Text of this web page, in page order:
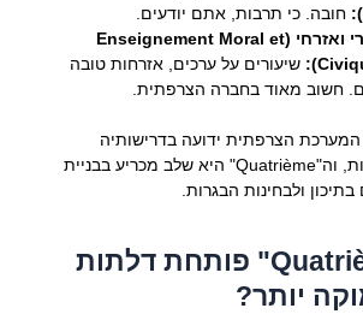
חובה. כי תרבות, אתם יודעים.
חינוך מוסרי ואזרחי (Enseignement Moral et
שיעורים על ערכים, אזרחות טובה
חשוב מאוד בחברה הצרפתית.
המערכת הצרפתית ידועה בדרישותיה
האקדמיות הגבוהות, וה"Quatrième" היא שלב מכריע בבניית
ולבחינות הבגרות.
האם "Quatrième" פותחת דלתות
יותר?